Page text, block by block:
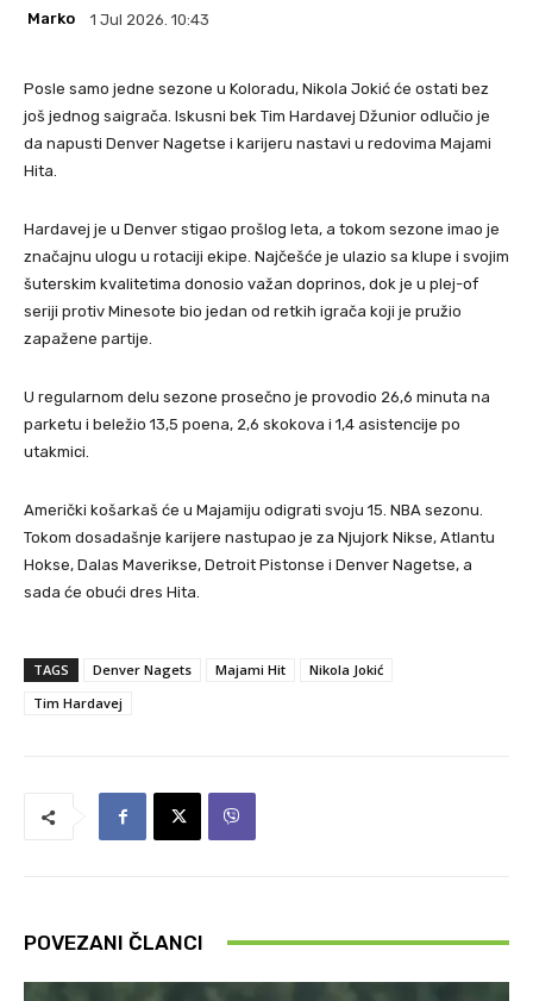
Marko 1 Jul 2026. 10:43
Posle samo jedne sezone u Koloradu, Nikola Jokić će ostati bez
još jednog saigrača. Iskusni bek Tim Hardavej Džunior odlučio je
da napusti Denver Nagetse i karijeru nastavi u redovima Majami
Hita.
Hardavej je u Denver stigao prošlog leta, a tokom sezone imao je
značajnu ulogu u rotaciji ekipe. Najčešće je ulazio sa klupe i svojim
šuterskim kvalitetima donosio važan doprinos, dok je u plej-of
seriji protiv Minesote bio jedan od retkih igrača koji je pružio
zapažene partije.
U regularnom delu sezone prosečno je provodio 26,6 minuta na
parketu i beležio 13,5 poena, 2,6 skokova i 1,4 asistencije po
utakmici.
Američki košarkaš će u Majamiju odigrati svoju 15. NBA sezonu.
Tokom dosadašnje karijere nastupao je za Njujork Nikse, Atlantu
Hokse, Dalas Maverikse, Detroit Pistonse i Denver Nagetse, a
sada će obući dres Hita.
TAGS Denver Nagets Majami Hit
Nikola Jokić
Tim Hardavej
POVEZANI ČLANCI